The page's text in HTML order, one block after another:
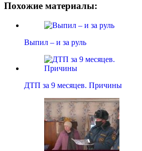
Похожие материалы:
Выпил – и за руль
ДТП за 9 месяцев. Причины